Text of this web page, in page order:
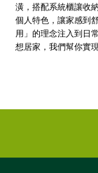
潢，搭配系統櫃讓收
個人特色，讓家感到
用」的理念注入到日
想居家，我們幫你實現